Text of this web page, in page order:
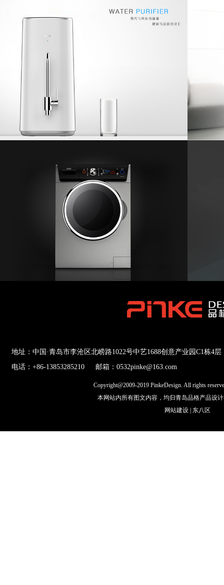
地址：中国·青岛市李沧区北崂路1022号中艺1688创意产业园C1栋4层
电话：+86-13853285210
邮箱：0532pinke@163.com
Copyright@2009-2019 PinkeDesign. All rights
本网站内所有图文内容，均归青岛品格产品设
网站建设 | 东八区